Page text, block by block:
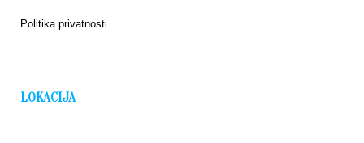
Politika privatnosti
LOKACIJA